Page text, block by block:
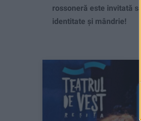
rossoneră este invitată
identitate și mândrie!